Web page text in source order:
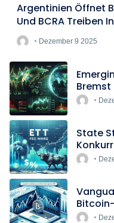
Argentinien Öffnet
Und BCRA Treiben
Dezember 9 2025
State